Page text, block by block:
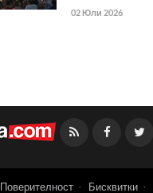
02 Юли 2026
Facebook
Поверителност Бисквитки